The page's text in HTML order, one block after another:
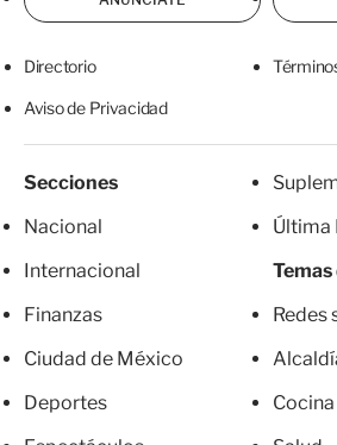
Directorio
Aviso de Privacidad
Secciones
Nacional
Internacional
Finanzas
Ciudad de México
Deportes
Última
Redes
Cocina